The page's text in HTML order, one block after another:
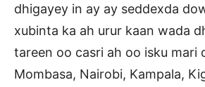
dhigayey in ay ay seddexda
xubinta ka ah urur kaan wada
tareen oo casri ah oo isku mari
Mombasa, Nairobi, Kampala,